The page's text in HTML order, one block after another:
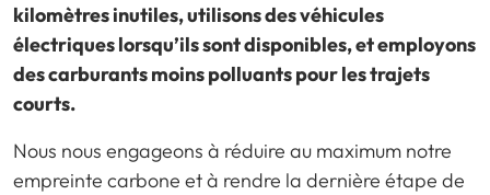
kilomètres inutiles, utilisons des véhicules
électriques lorsqu’ils sont disponibles, et employons
des carburants moins polluants pour les trajets
courts.
Nous nous engageons à réduire au maximum notre
empreinte carbone et à rendre la dernière étape de